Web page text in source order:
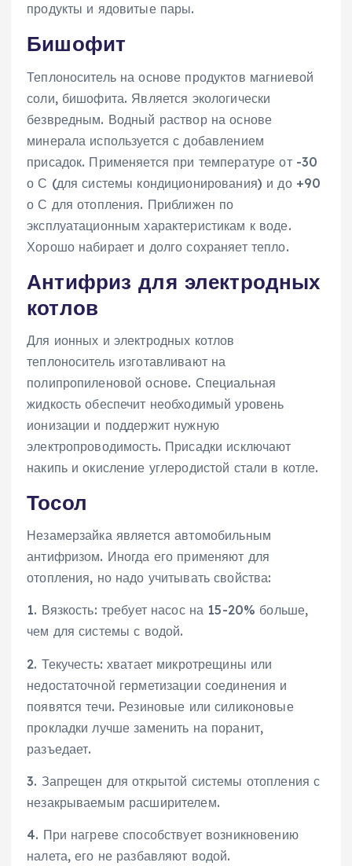
продукты и ядовитые пары.
Бишофит
Теплоноситель на основе продуктов магниевой
соли, бишофита. Является экологически
безвредным. Водный раствор на основе
минерала используется с добавлением
присадок. Применяется при температуре от -30
о С (для системы кондиционирования) и до +90
о С для отопления. Приближен по
эксплуатационным характеристикам к воде.
Хорошо набирает и долго сохраняет тепло.
Антифриз для электродных
котлов
Для ионных и электродных котлов
теплоноситель изготавливают на
полипропиленовой основе. Специальная
жидкость обеспечит необходимый уровень
ионизации и поддержит нужную
электропроводимость. Присадки исключают
накипь и окисление углеродистой стали в котле.
Тосол
Незамерзайка является автомобильным
антифризом. Иногда его применяют для
отопления, но надо учитывать свойства:
1. Вязкость: требует насос на 15-20% больше,
чем для системы с водой.
2. Текучесть: хватает микротрещины или
недостаточной герметизации соединения и
появятся течи. Резиновые или силиконовые
прокладки лучше заменить на поранит,
разъедает.
3. Запрещен для открытой системы отопления с
незакрываемым расширителем.
4. При нагреве способствует возникновению
налета, его не разбавляют водой.